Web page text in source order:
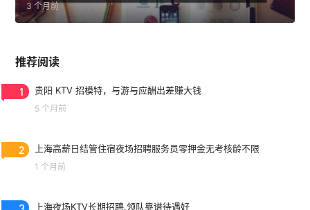
3 个月前
推荐阅读
1 贵阳 KTV 招模特，与游与应酬出差赚大钱
5 个月前
2 上海高薪日结管住宿夜场招聘服务员零押金无考核龄不限
1 个月前
上海夜场KTV长期招聘.领队靠谱待遇好